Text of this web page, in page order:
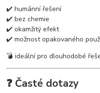
✔️ humánní řešení
✔️ bez chemie
✔️ okamžitý efekt
✔️ možnost opakovaného
💣 ideální pro dlouhodobé
❓ Časté dotazy